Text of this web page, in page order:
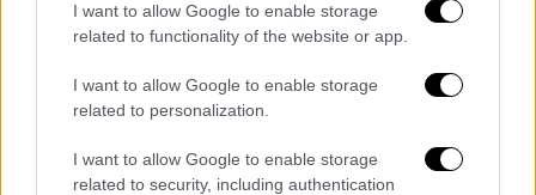
I want to allow Google to enable storage
related to functionality of the website or app.
I want to allow Google to enable storage
related to personalization.
I want to allow Google to enable storage
related to security, including authentication